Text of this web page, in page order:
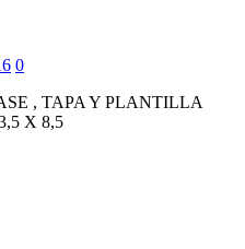
0
, TAPA Y PLANTILLA
X 8,5